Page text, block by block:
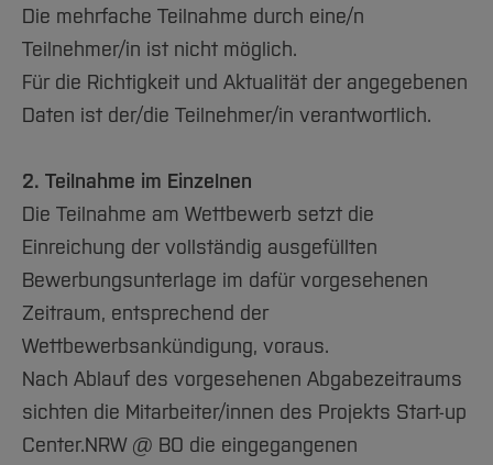
Die mehrfache Teilnahme durch eine/n
Teilnehmer/in ist nicht möglich.
Für die Richtigkeit und Aktualität der angegebenen
Daten ist der/die Teilnehmer/in verantwortlich.
2. Teilnahme im Einzelnen
Die Teilnahme am Wettbewerb setzt die
Einreichung der vollständig ausgefüllten
Bewerbungsunterlage im dafür vorgesehenen
Zeitraum, entsprechend der
Wettbewerbsankündigung, voraus.
Nach Ablauf des vorgesehenen Abgabezeitraums
sichten die Mitarbeiter/innen des Projekts Start-up
Center.NRW @ BO die eingegangenen